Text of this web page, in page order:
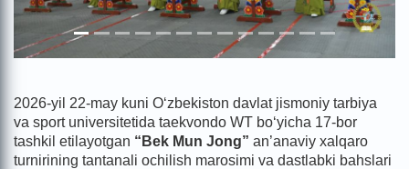
2026-yil 22-may kuni O‘zbekiston davlat jismoniy tarbiya
va sport universitetida taekvondo WT bo‘yicha 17-bor
tashkil etilayotgan “Bek Mun Jong” an’anaviy xalqaro
turnirining tantanali ochilish marosimi va dastlabki bahslari